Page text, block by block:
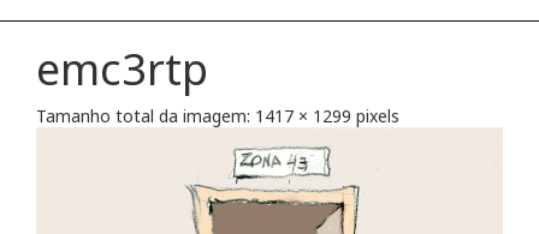
emc3rtp
Tamanho total da imagem: 1417 × 1299 pixels